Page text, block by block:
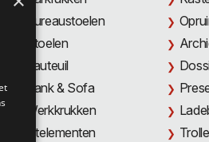
Bureaustoelen
Stoelen
Fauteuil
Bank & Sofa
Werkkrukken
Zitelementen